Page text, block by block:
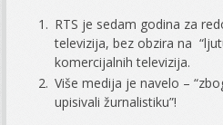
RTS je sedam godina za
televizija, bez obzira na
komercijalnih televizija.
Više medija je navelo –
upisivali žurnalistiku”!